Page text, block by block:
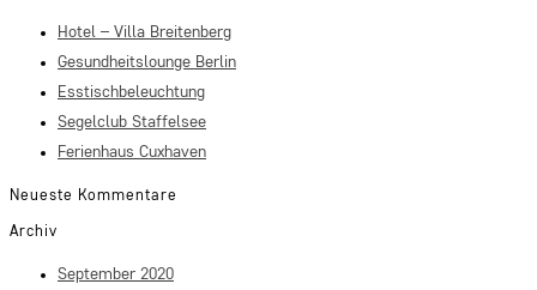
Hotel – Villa Breitenberg
Gesundheitslounge Berlin
Esstischbeleuchtung
Segelclub Staffelsee
Ferienhaus Cuxhaven
Neueste Kommentare
Archiv
September 2020